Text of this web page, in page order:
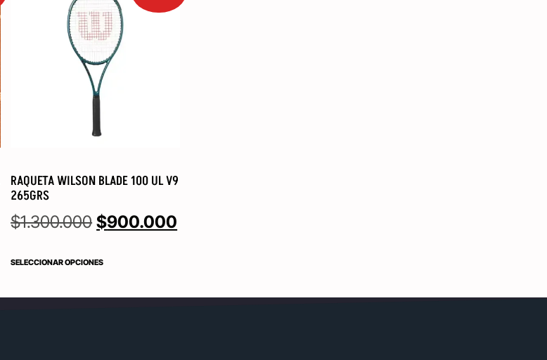
RAQUETA WILSON BLADE 100 UL V9
265GRS
$1.300.000 $900.000
SELECCIONAR OPCIONES